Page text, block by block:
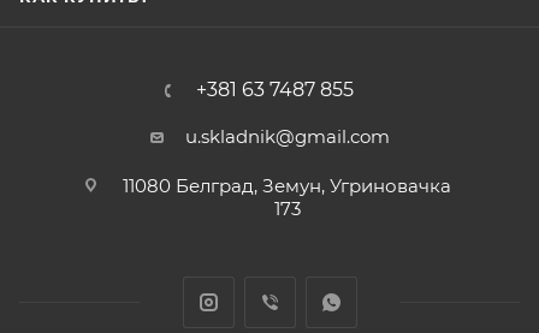
+381 63 7487 855
u.skladnik@gmail.com
11080 Белград, Земун, Угриновачка
173